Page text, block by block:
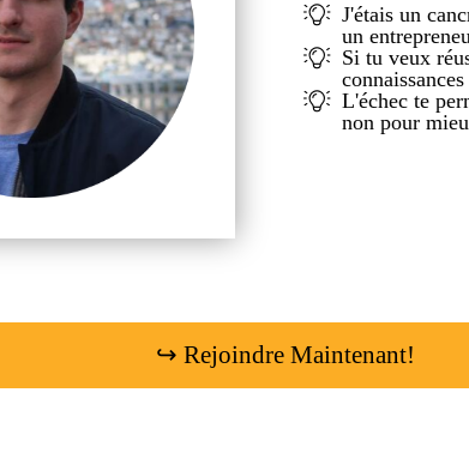
J'étais un
un
Si tu veux
L'échec te
non pour
↪ Rejoindre Maintenant!